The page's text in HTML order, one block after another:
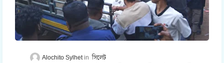
Alochito Sylhet সিলেট